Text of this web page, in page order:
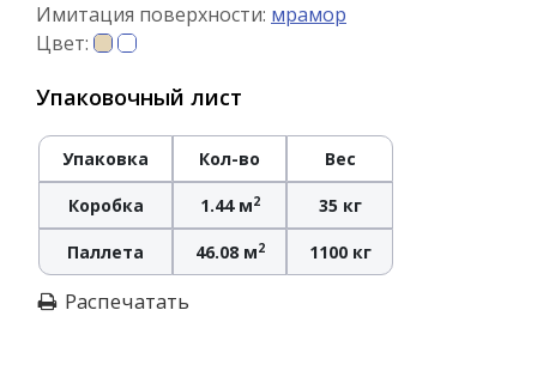
Имитация поверхности: мрамор
Цвет:
Упаковочный лист
Упаковка Кол-во Вес
Коробка 1.44 м2 35 кг
Паллета 46.08 м2 1100 кг
Распечатать